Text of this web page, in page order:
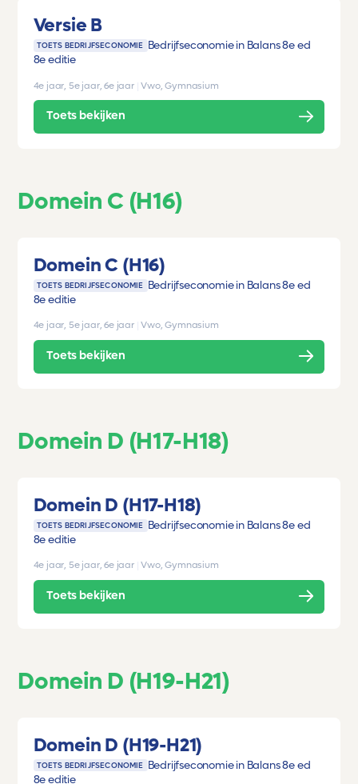
Versie B
TOETS BEDRIJFSECONOMIE Bedrijfseconomie in Balans 8e ed
8e editie
4e jaar, 5e jaar, 6e jaar Vwo, Gymnasium
Toets bekijken
Domein C (H16)
Domein C (H16)
TOETS BEDRIJFSECONOMIE Bedrijfseconomie in Balans 8e ed
8e editie
4e jaar, 5e jaar, 6e jaar Vwo, Gymnasium
Toets bekijken
Domein D (H17-H18)
Domein D (H17-H18)
TOETS BEDRIJFSECONOMIE Bedrijfseconomie in Balans 8e ed
8e editie
4e jaar, 5e jaar, 6e jaar Vwo, Gymnasium
Toets bekijken
Domein D (H19-H21)
Domein D (H19-H21)
TOETS BEDRIJFSECONOMIE Bedrijfseconomie in Balans 8e ed
8e editie